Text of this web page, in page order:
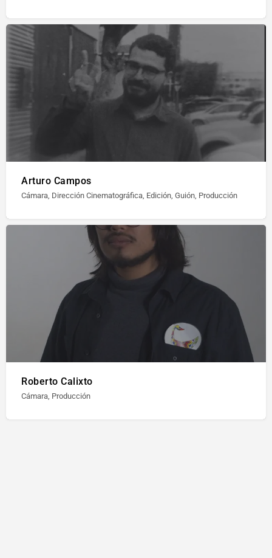
Arturo Campos
Cámara, Dirección Cinematográfica, Edición, Guión, Producción
Roberto Calixto
Cámara, Producción